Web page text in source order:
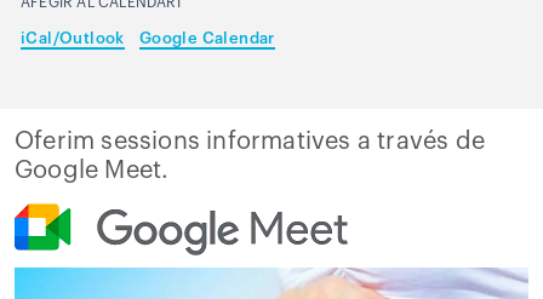
iCal/Outlook Google Calendar
Oferim sessions informatives a través de
Google Meet.